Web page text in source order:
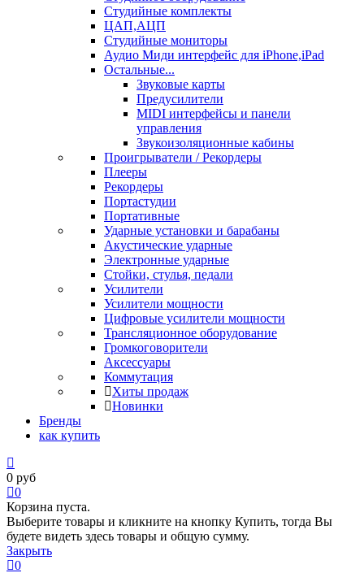
Студийные комплекты
ЦАП,АЦП
Студийные мониторы
Аудио Миди интерфейс для iPhone,iPad
Остальные...
Звуковые карты
Предусилители
MIDI интерфейсы и панели
управления
Звукоизоляционные кабины
Проигрыватели / Рекордеры
Плееры
Рекордеры
Портастудии
Портативные
Ударные установки и барабаны
Акустические ударные
Электронные ударные
Стойки, стулья, педали
Усилители
Усилители мощности
Цифровые усилители мощности
Трансляционное оборудование
Громкоговорители
Аксессуары
Коммутация
Хиты продаж
Новинки
Бренды
как купить
0 руб
0
Корзина пуста.
Выберите товары и кликните на кнопку Купить, тогда Вы
будете видеть здесь товары и общую сумму.
Закрыть
0